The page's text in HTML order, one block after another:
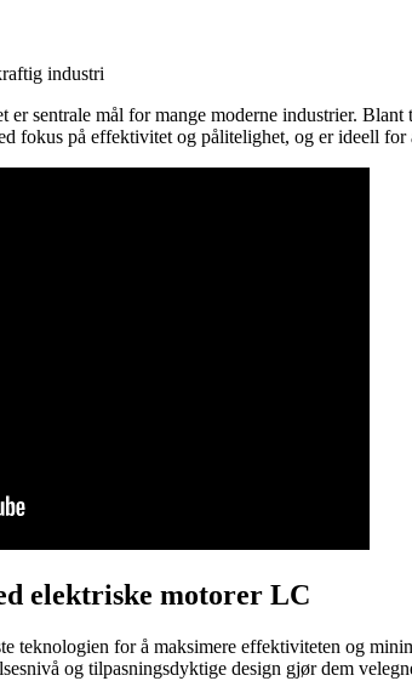
sentrale mål for mange moderne industrier. Blant
fokus på effektivitet og pålitelighet, og er ideell
elektriske motorer LC
teknologien for å maksimere effektiviteten og
og tilpasningsdyktige design gjør dem